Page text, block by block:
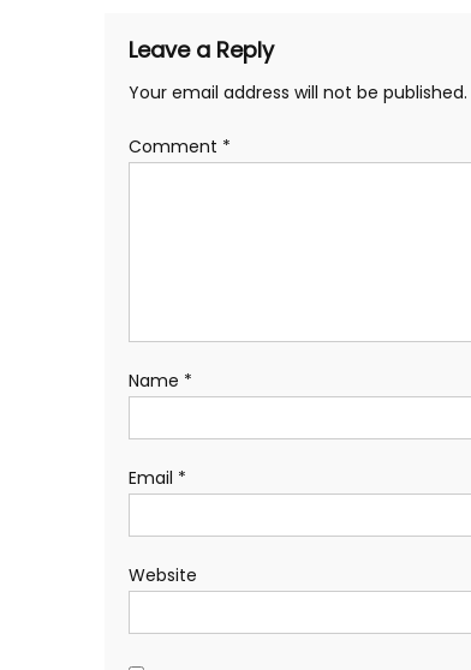
Leave a Reply
Your email address will not be published.
Comment *
Name *
Email *
Website